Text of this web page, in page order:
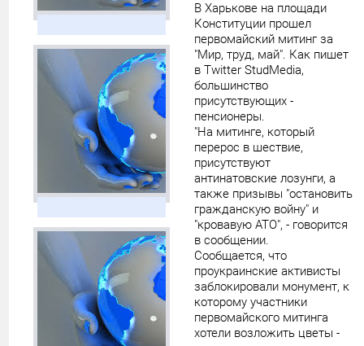
В Харькове на площади
Конституции прошел
первомайский митинг за
"Мир, труд, май". Как пишет
в Twitter StudMedia,
большинство
присутствующих -
пенсионеры.
"На митинге, который
перерос в шествие,
присутствуют
антинатовские лозунги, а
также призывы "остановить
гражданскую войну" и
"кровавую АТО", - говорится
в сообщении.
Сообщается, что
проукраинские активисты
заблокировали монумент, к
которому участники
первомайского митинга
хотели возложить цветы -